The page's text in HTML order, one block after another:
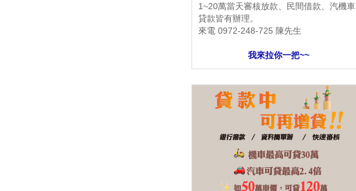
1~20萬當天審核放款、民間借款、汽機車
貸款皆有辦理。
來電 0972-248-725 陳先生
我來拉你一把~~